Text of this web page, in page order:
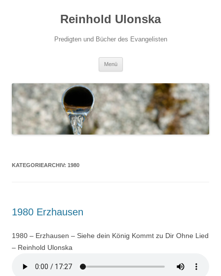
Reinhold Ulonska
Predigten und Bücher des Evangelisten
Menü
KATEGORIEARCHIV: 1980
1980 Erzhausen
1980 – Erzhausen – Siehe dein König Kommt zu Dir Ohne Lied
– Reinhold Ulonska